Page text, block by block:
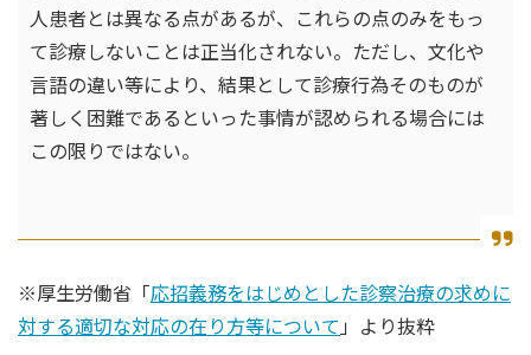
人患者とは異なる点があるが、これらの点のみをもっ
て診療しないことは正当化されない。ただし、文化や
言語の違い等により、結果として診療行為そのものが
著しく困難であるといった事情が認められる場合には
この限りではない。
※厚生労働省「応招義務をはじめとした診察治療の求めに
対する適切な対応の在り方等について 」より抜粋